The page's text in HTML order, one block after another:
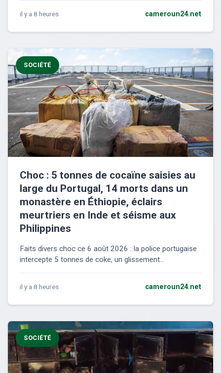
il y a 8 heures cameroun24.net
SOCIÉTÉ
Choc : 5 tonnes de cocaïne saisies au
large du Portugal, 14 morts dans un
monastère en Éthiopie, éclairs
meurtriers en Inde et séisme aux
Philippines
Faits divers choc ce 6 août 2026 : la police portugaise
intercepte 5 tonnes de coke, un glissement...
il y a 8 heures cameroun24.net
SOCIÉTÉ